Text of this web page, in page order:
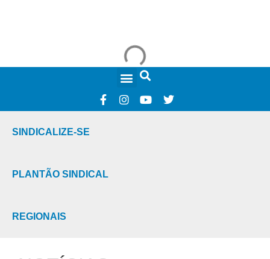
SINDICALIZE-SE
PLANTÃO SINDICAL
REGIONAIS